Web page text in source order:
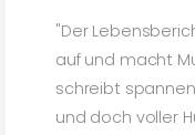
"Der
auf und macht
schreibt
und doch voller